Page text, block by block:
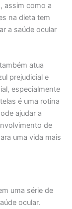
assim como a
na dieta tem
a saúde ocular
atua
prejudicial e
especialmente
é uma rotina
ajudar a
de
uma vida mais
uma série de
ocular.